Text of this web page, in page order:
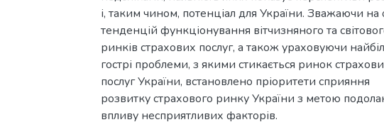
і, таким чином, потенціал для України. Зважаючи на
тенденцій функціонування вітчизняного та
ринків страхових послуг, а також ураховуючи
гострі проблеми, з якими стикається ринок
послуг України, встановлено пріоритети сприяння
розвитку страхового ринку України з метою
впливу несприятливих факторів.